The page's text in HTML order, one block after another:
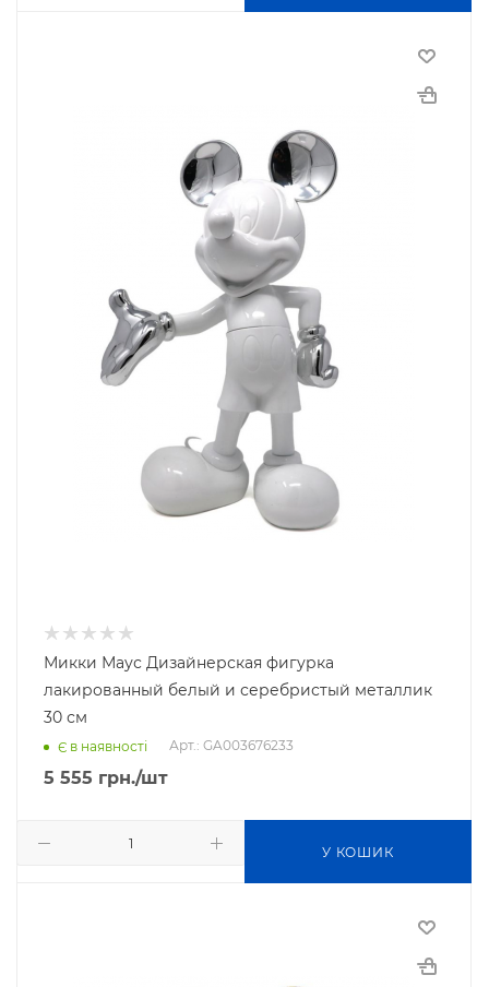
Микки Маус Дизайнерская фигурка
лакированный белый и серебристый металлик
30 см
Є в наявності Арт.: GA003676233
5 555 грн./шт
У КОШИК